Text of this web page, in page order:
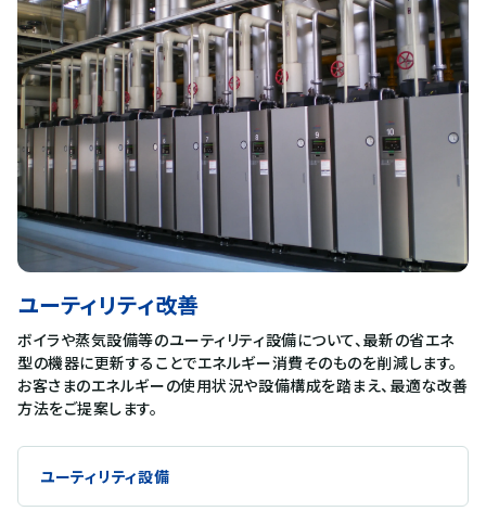
ユーティリティ改善
ボイラや蒸気設備等のユーティリティ設備について、最新の省エネ
型の機器に更新することでエネルギー消費そのものを削減します。
お客さまのエネルギーの使用状況や設備構成を踏まえ、最適な改善
方法をご提案します。
ユーティリティ設備